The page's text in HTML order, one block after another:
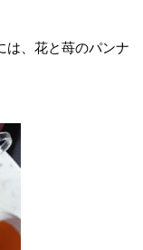
は、花と苺のパンナ